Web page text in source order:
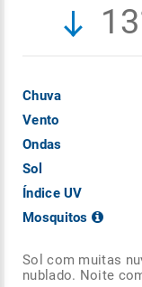
Chuva
Vento
Ondas
Sol
Índice UV
Mosquitos
Sol com muitas
nublado. Noite